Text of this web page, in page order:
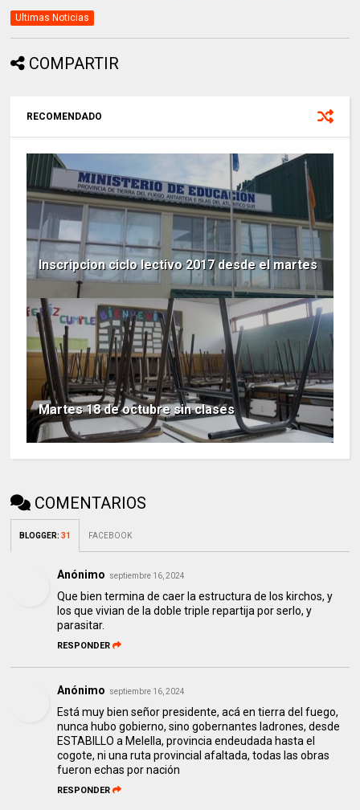
Ultimas Noticias
COMPARTIR
RECOMENDADO
Inscripcion ciclo lectivo 2017 desde el martes
Martes 18 de octubre sin clases
COMENTARIOS
BLOGGER:31 FACEBOOK
Anónimo septiembre 16, 2024
Que bien termina de caer la estructura de los kirchos, y
los que vivian de la doble triple repartija por serlo, y
parasitar.
RESPONDER
Anónimo septiembre 16, 2024
Está muy bien señor presidente, acá en tierra del fuego,
nunca hubo gobierno, sino gobernantes ladrones, desde
ESTABILLO a Melella, provincia endeudada hasta el
cogote, ni una ruta provincial afaltada, todas las obras
fueron echas por nación
RESPONDER